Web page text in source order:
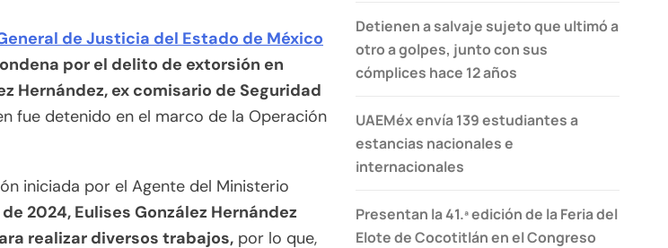
de Justicia del Estado de México
por el delito de extorsión en
Hernández, ex comisario de Seguridad
fue detenido en el marco de la Operación
iniciada por el Agente del Ministerio
2024, Eulises González Hernández
realizar diversos trabajos, por lo que,
Detienen a salvaje sujeto que ultimó a
otro a golpes, junto con sus
cómplices hace 12 años
UAEMéx envía 139 estudiantes a
estancias nacionales e
internacionales
Presentan la 41.ª edición de la Feria del
Elote de Cocotitlán en el Congreso